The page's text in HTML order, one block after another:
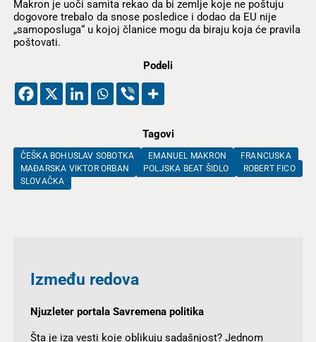
Makron je uoči samita rekao da bi zemlje koje ne poštuju
dogovore trebalo da snose posledice i dodao da EU nije
„samoposluga“ u kojoj članice mogu da biraju koja će pravila
poštovati.
Podeli
Tagovi
ČEŠKA BOHUSLAV SOBOTKA EMANUEL MAKRON
FRANCUSKA
MAĐARSKA VIKTOR ORBAN
POLJSKA BEAT ŠIDLO
ROBERT FICO
SLOVAČKA
Između redova
Njuzleter portala Savremena politika
Šta je iza vesti koje oblikuju sadašnjost? Jednom